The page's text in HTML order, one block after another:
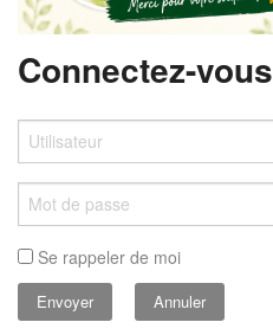
Connectez-vous
Se rappeler de moi
Annuler